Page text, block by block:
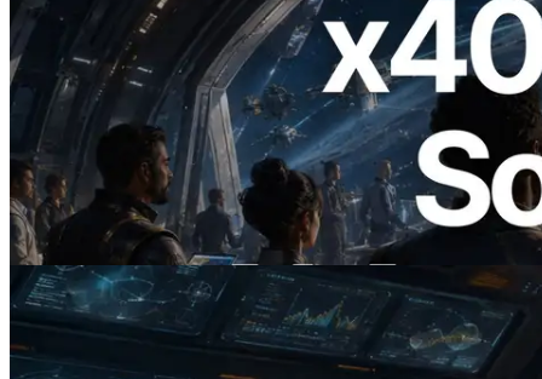
2026.07.04
ERPC startet x402-fähige Solana RPC —
Der Beginn einer Ära, in der KI-Agenten
APIs bei Bedarf bezahlen
Lesen Sie diesen Artikel